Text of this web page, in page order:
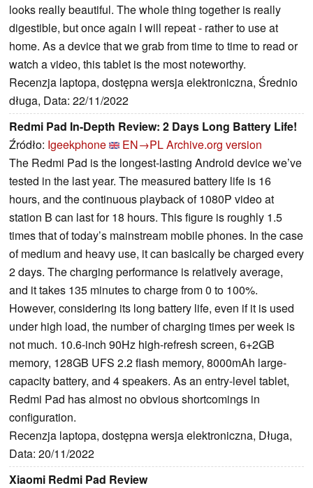
looks really beautiful. The whole thing together is really
digestible, but once again I will repeat - rather to use at
home. As a device that we grab from time to time to read or
watch a video, this tablet is the most noteworthy.
Recenzja laptopa, dostępna wersja elektroniczna, Średnio
długa, Data: 22/11/2022
Redmi Pad In-Depth Review: 2 Days Long Battery Life!
Źródło: Igeekphone EN→PLArchive.org version
The Redmi Pad is the longest-lasting Android device we’ve
tested in the last year. The measured battery life is 16
hours, and the continuous playback of 1080P video at
station B can last for 18 hours. This figure is roughly 1.5
times that of today’s mainstream mobile phones. In the case
of medium and heavy use, it can basically be charged every
2 days. The charging performance is relatively average,
and it takes 135 minutes to charge from 0 to 100%.
However, considering its long battery life, even if it is used
under high load, the number of charging times per week is
not much. 10.6-inch 90Hz high-refresh screen, 6+2GB
memory, 128GB UFS 2.2 flash memory, 8000mAh large-
capacity battery, and 4 speakers. As an entry-level tablet,
Redmi Pad has almost no obvious shortcomings in
configuration.
Recenzja laptopa, dostępna wersja elektroniczna, Długa,
Data: 20/11/2022
Xiaomi Redmi Pad Review